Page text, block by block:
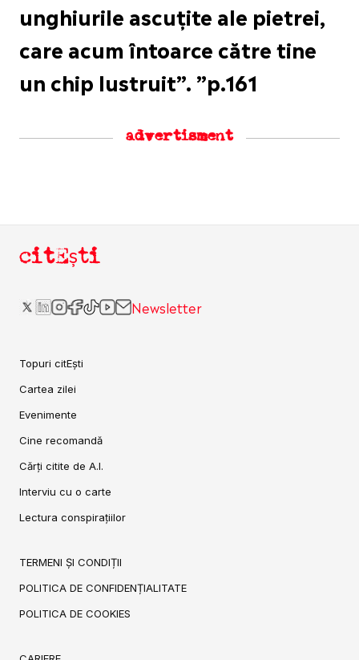
unghiurile ascuțite ale pietrei,
care acum întoarce către tine
un chip lustruit”. ”p.161
advertisment
citEști
Newsletter
Topuri citEști
Cartea zilei
Evenimente
Cine recomandă
Cărți citite de A.I.
Interviu cu o carte
Lectura conspirațiilor
TERMENI ȘI CONDIȚII
POLITICA DE CONFIDENȚIALITATE
POLITICA DE COOKIES